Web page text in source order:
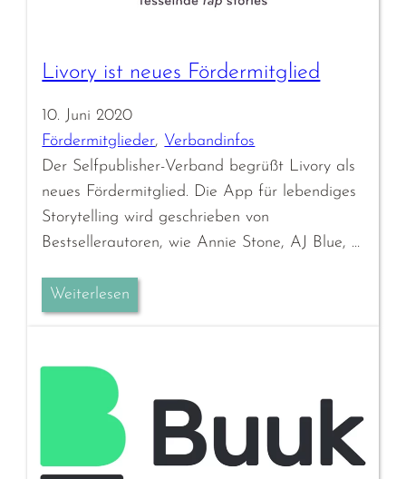
Livory ist neues Fördermitglied
10. Juni 2020
Fördermitglieder, Verbandinfos
Der Selfpublisher-Verband begrüßt Livory als
neues Fördermitglied. Die App für lebendiges
Storytelling wird geschrieben von
Bestsellerautoren, wie Annie Stone, AJ Blue, …
Weiterlesen